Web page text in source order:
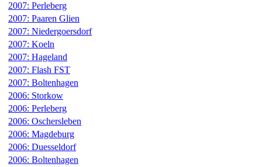
2007: Perleberg
2007: Paaren Glien
2007: Niedergoersdorf
2007: Koeln
2007: Hageland
2007: Flash FST
2007: Boltenhagen
2006: Storkow
2006: Perleberg
2006: Oschersleben
2006: Magdeburg
2006: Duesseldorf
2006: Boltenhagen